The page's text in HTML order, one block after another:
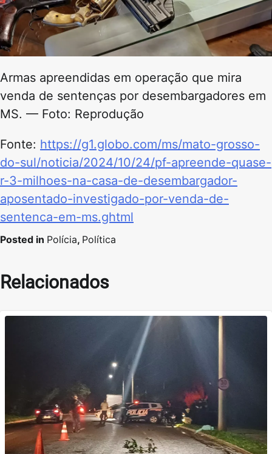
Armas apreendidas em operação que mira
venda de sentenças por desembargadores em
MS. — Foto: Reprodução
Fonte: https://g1.globo.com/ms/mato-grosso-
do-sul/noticia/2024/10/24/pf-apreende-quase-
r-3-milhoes-na-casa-de-desembargador-
aposentado-investigado-por-venda-de-
sentenca-em-ms.ghtml
Posted in Polícia, Política
Relacionados